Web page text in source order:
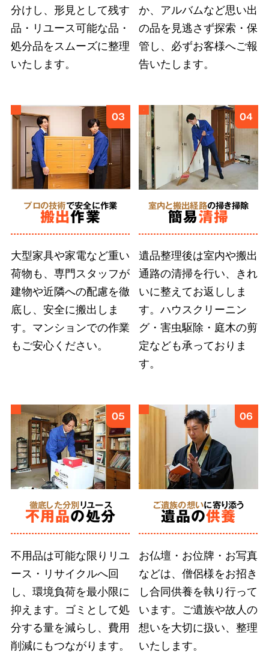
ご遺族の気持ちに寄り添い、どんなに小さな品
物も誠意をもって丁寧に扱うことが、ご依頼者
様に安心を届けると信じています。そのために
弊社では、スタッフ個々の遺品整理に求められ
5 形見分け・ご供養に対応
合同供養
に対応
弊社では故人様とご依頼者様の想いに応えるこ
とを第一としています。遠方にお住まいのご親
族への形見分や遺品のご供養など、どのような
細かなご要望も遠慮せずにお伝えください。
6 あらゆる状況 に対応
特殊清掃
にも対応
弊社ではどのような状況の遺品整理も、故人の
大切にされていた品物や重要書類を探し出す手
段を尽くします。また、
部屋の完全清掃、脱臭
除菌など、原状回復のおすすめ方法をご案内
分けし、形見として残す
品・リユース可能な品・
処分品をスムーズに整理
いたします。
か、アルバムなど思い出
の品を見逃さず探索・保
管し、必ずお客様へご報
告いたします。
03
プロの技術で安全に作業
搬出作業
大型家具や家電など重い
荷物も、専門スタッフが
建物や近隣への配慮を徹
底し、安全に搬出しま
す。マンションでの作業
もご安心ください。
04
室内と搬出経路の掃き掃除
簡易清掃
遺品整理後は室内や搬出
通路の清掃を行い、きれ
いに整えてお返ししま
す。ハウスクリーニン
グ・害虫駆除・庭木の剪
定なども承っておりま
す。
05
徹底した分別リユース
不用品の処分
不用品は可能な限りリユ
ース・リサイクルへ回
し、環境負荷を最小限に
抑えます。ゴミとして処
分する量を減らし、費用
削減にもつながります。
06
ご遺族の想いに寄り添う
遺品の供養
お仏壇・お位牌・お写真
などは、僧侶様をお招き
し合同供養を執り行って
います。ご遺族や故人の
想いを大切に扱い、整理
いたします。